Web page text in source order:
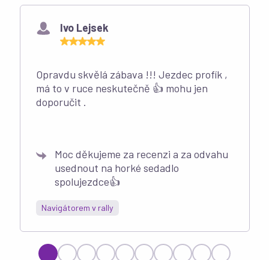
Ivo Lejsek
Opravdu skvělá zábava !!! Jezdec profík ,
má to v ruce neskutečně 👍 mohu jen
doporučit .
Moc děkujeme za recenzi a za odvahu
usednout na horké sedadlo
spolujezdce👍
Navigátorem v rally